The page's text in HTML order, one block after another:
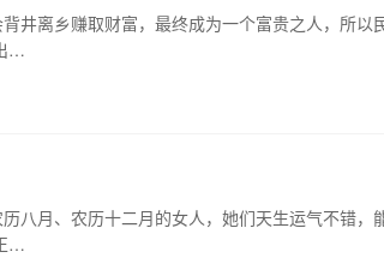
井离乡赚取财富，最终成为一个富贵之人，所以
…
八月、农历十二月的女人，她们天生运气不错，
…